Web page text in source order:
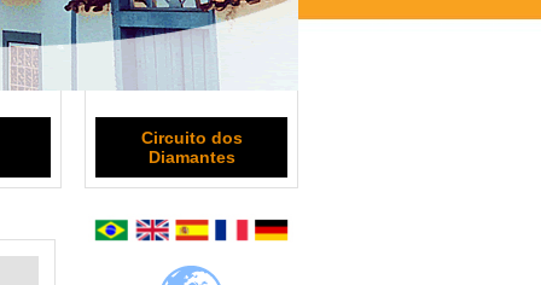
Circuito dos
Diamantes